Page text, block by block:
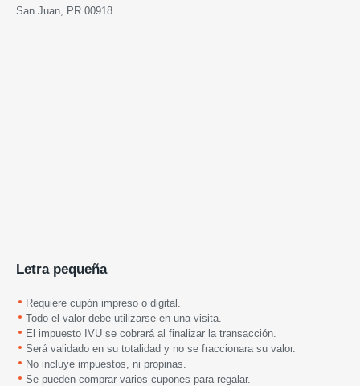
San Juan, PR 00918
Letra pequeña
Requiere cupón impreso o digital.
Todo el valor debe utilizarse en una visita.
El impuesto IVU se cobrará al finalizar la transacción.
Será validado en su totalidad y no se fraccionara su valor.
No incluye impuestos, ni propinas.
Se pueden comprar varios cupones para regalar.